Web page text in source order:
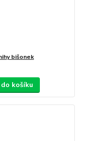
bišonek
košíku